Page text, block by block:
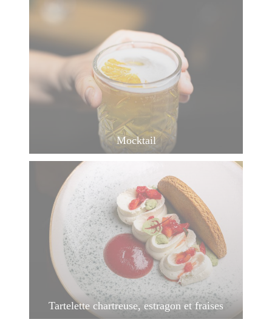
Mocktail
Tartelette chartreuse, estragon et fraises